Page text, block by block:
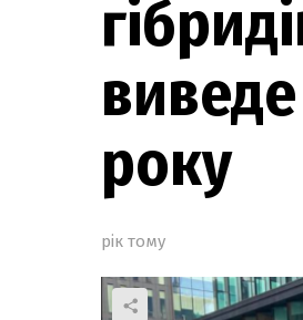
року
рік тому